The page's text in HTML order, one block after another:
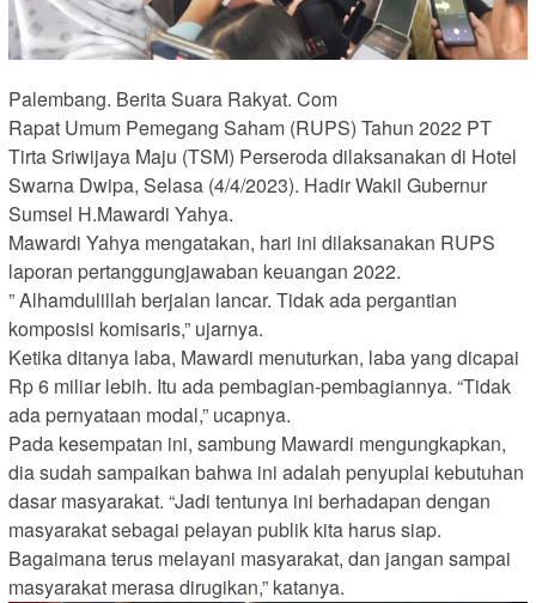
Palembang. Berita Suara Rakyat. Com
Rapat Umum Pemegang Saham (RUPS) Tahun 2022 PT
Tirta Sriwijaya Maju (TSM) Perseroda dilaksanakan di Hotel
Swarna Dwipa, Selasa (4/4/2023). Hadir Wakil Gubernur
Sumsel H.Mawardi Yahya.
Mawardi Yahya mengatakan, hari ini dilaksanakan RUPS
laporan pertanggungjawaban keuangan 2022.
” Alhamdulillah berjalan lancar. Tidak ada pergantian
komposisi komisaris,” ujarnya.
Ketika ditanya laba, Mawardi menuturkan, laba yang dicapai
Rp 6 miliar lebih. Itu ada pembagian-pembagiannya. “Tidak
ada pernyataan modal,” ucapnya.
Pada kesempatan ini, sambung Mawardi mengungkapkan,
dia sudah sampaikan bahwa ini adalah penyuplai kebutuhan
dasar masyarakat. “Jadi tentunya ini berhadapan dengan
masyarakat sebagai pelayan publik kita harus siap.
Bagaimana terus melayani masyarakat, dan jangan sampai
masyarakat merasa dirugikan,” katanya.